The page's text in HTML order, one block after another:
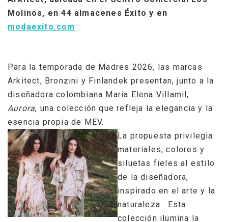
Molinos, en 44 almacenes Éxito y en
modaexito.com
Para la temporada de Madres 2026, las marcas
Arkitect, Bronzini y Finlandek presentan, junto a la
diseñadora colombiana María Elena Villamil,
Aurora, una colección que refleja la elegancia y la
esencia propia de MEV.
La propuesta privilegia
materiales, colores y
siluetas fieles al estilo
de la diseñadora,
inspirado en el arte y la
naturaleza. Esta
colección ilumina la